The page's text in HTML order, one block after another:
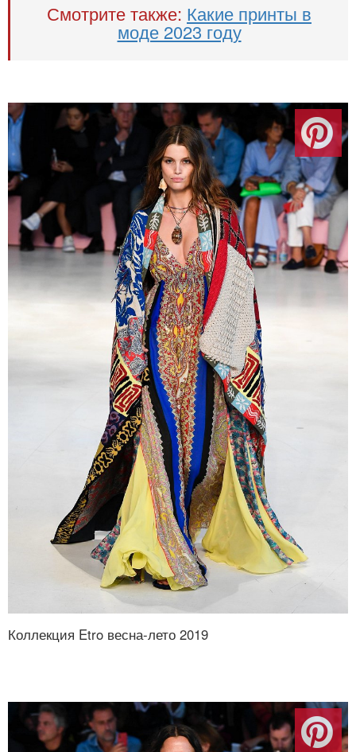
Смотрите также: Какие принты в
моде 2023 году
Коллекция Etro весна-лето 2019